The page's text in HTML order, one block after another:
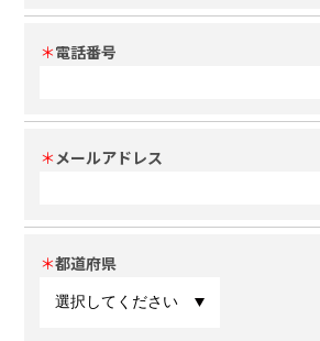
＊電話番号
＊メールアドレス
＊都道府県